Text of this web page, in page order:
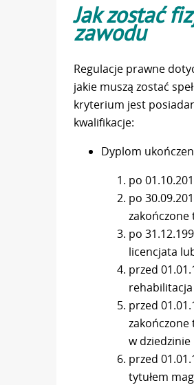
Jak zostać
zawodu
Regulacje prawne
jakie muszą zostać
kryterium jest
kwalifikacje:
Dyplom
po
po
zakończone
po
licencjata
przed
przed
zakończone
w
przed
tytułem